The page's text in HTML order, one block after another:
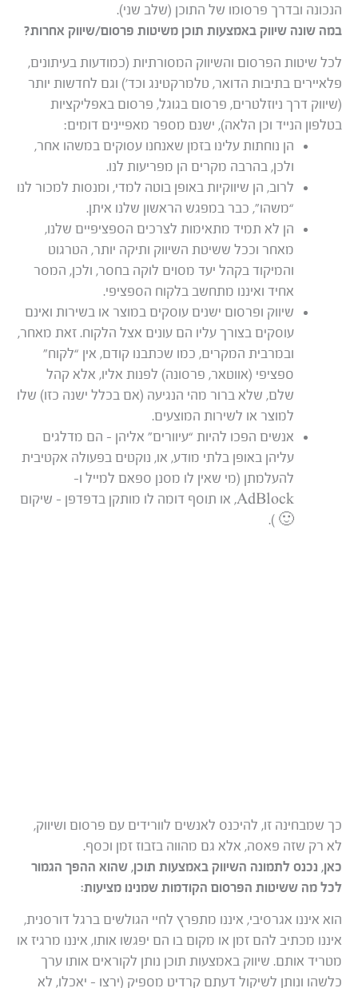
הנכונה ובדרך פרסומו של התוכן (שלב שני).
במה שונה שיווק באמצעות תוכן משיטות פרסום/שיווק אחרות?
לכל שיטות הפרסום והשיווק המסורתיות (כמודעות בעיתונים,
פלאיירים בתיבות הדואר, טלמרקטינג וכד’) וגם לחדשות יותר
(שיווק דרך ניוזלטרים, פרסום בגוגל, פרסום באפליקציות
בטלפון הנייד וכן הלאה), ישנם מספר מאפיינים דומים:
הן נוחתות עלינו בזמן שאנחנו עסוקים במשהו אחר,
ולכן, בהרבה מקרים הן מפריעות לנו.
לרוב, הן שיווקיות באופן בוטה למדי, ומנסות למכור לנו
“משהו”, כבר במפגש הראשון שלנו איתן.
הן לא תמיד מתאימות לצרכים הספציפיים שלנו,
מאחר וככל ששיטת השיווק ותיקה יותר, הטרגוט
והמיקוד בקהל יעד מסוים לוקה בחסר, ולכן, המסר
אחיד ואיננו מתחשב בלקוח הספציפי.
שיווק ופרסום ישנים עוסקים במוצר או בשירות ואינם
עוסקים בצורך עליו הם עונים אצל הלקוח. זאת מאחר,
ובמרבית המקרים, כמו שכתבנו קודם, אין “לקוח”
ספציפי (אווטאר, פרסונה) לפנות אליו, אלא קהל
שלם, שלא ברור מהי הנגיעה (אם בכלל ישנה כזו) שלו
למוצר או לשירות המוצעים.
אנשים הפכו להיות “עיוורים” אליהן – הם מדלגים
עליהן באופן בלתי מודע, או, נוקטים בפעולה אקטיבית
להעלמתן (מי שאין לו מסנן ספאם למייל ו-
AdBlock, או תוסף דומה לו מותקן בדפדפן – שיקום
🙂 ).
כך שמבחינה זו, להיכנס לאנשים לוורידים עם פרסום ושיווק,
לא רק שזה פאסה, אלא גם מהווה בזבוז זמן וכסף.
כאן, נכנס לתמונה השיווק באמצעות תוכן, שהוא ההפך הגמור
לכל מה ששיטות הפרסום הקודמות שמנינו מציעות:
הוא איננו אגרסיבי, איננו מתפרץ לחיי הגולשים ברגל דורסנית,
איננו מכתיב להם זמן או מקום בו הם יפגשו אותו, איננו מרגיז או
מטריד אותם. שיווק באמצעות תוכן נותן לקוראים אותו ערך
כלשהו ונותן לשיקול דעתם קרדיט מספיק (ירצו – יאכלו, לא